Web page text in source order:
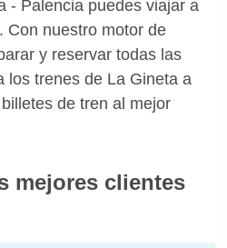
- Palencia puedes viajar a
Con nuestro motor de
y reservar todas las
los trenes de La Gineta a
de tren al mejor
mejores clientes